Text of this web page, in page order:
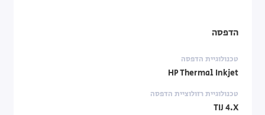
הדפסה
טכנולוגיית הדפסה
HP Thermal Inkjet
טכנולוגיית רזולוציית הדפסה
TIJ 4.X